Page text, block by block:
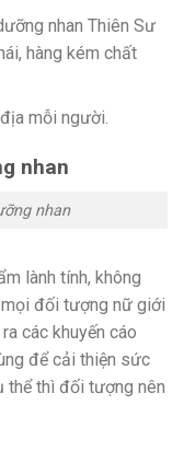
nhan Thiên Sư
hàng kém chất
mỗi người.
nhan
nhan
lành tính, không
đối tượng nữ giới
các khuyến cáo
để cải thiện sức
thể thì đối tượng nên